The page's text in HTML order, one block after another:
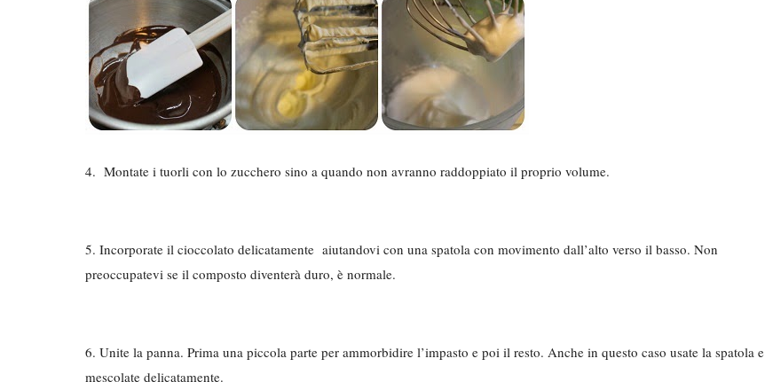
4. Montate i tuorli con lo zucchero sino a quando non avranno raddoppiato il proprio volume.
5. Incorporate il cioccolato delicatamente aiutandovi con una spatola con movimento dall’alto verso il basso. Non
preoccupatevi se il composto diventerà duro, è normale.
6. Unite la panna. Prima una piccola parte per ammorbidire l’impasto e poi il resto. Anche in questo caso usate la spatola e
mescolate delicatamente.